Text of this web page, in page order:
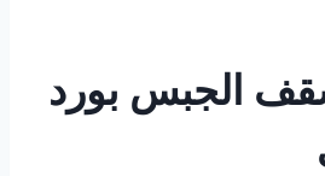
الجبس بورد